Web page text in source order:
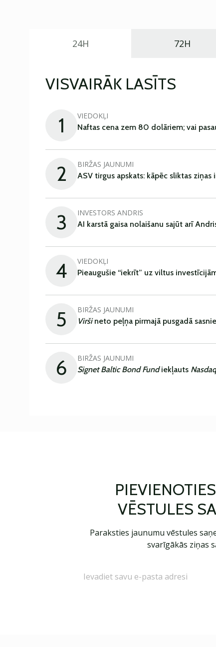
24H 72H
VISVAIRĀK LASĪTS
1 VIEDOKĻI
Naftas cena zem 80 dolāriem; vai
2 BIRŽAS JAUNUMI
ASV tirgus apskats: kāpēc sliktas
3 INVESTORS ANDRIS
AI karstā gaisa nolaišanu sajūt arī
4 VIEDOKĻI
Pieaugušie “iekrīt” uz viltus
5 BIRŽAS JAUNUMI
Viršineto peļņa pirmajā pusgadā
6 BIRŽAS JAUNUMI
Signet Baltic Bond Fundiekļauts
VĒSTULES
Paraksties jaunumu vēstules
svarīgākās ziņas